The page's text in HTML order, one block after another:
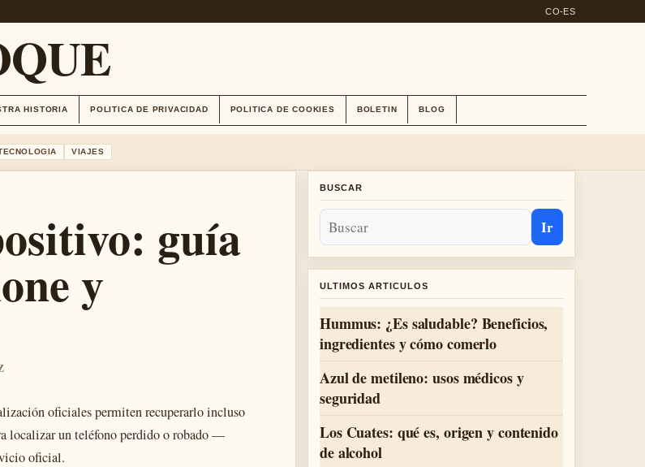
CO-ES
HISTORIA POLITICA DE PRIVACIDAD POLITICA DE COOKIES BOLETIN BLOG
VIAJES
guía
y
oficiales permiten recuperarlo incluso
localizar un teléfono perdido o robado —
oficial.
BUSCAR
Ir
ULTIMOS ARTICULOS
Hummus: ¿Es saludable? Beneficios,
ingredientes y cómo comerlo
Azul de metileno: usos médicos y
seguridad
Los Cuates: qué es, origen y contenido
de alcohol